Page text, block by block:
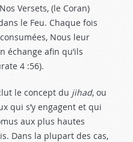
Versets, (le Coran)
le Feu. Chaque fois
Nous leur
échange afin qu’ils
4 :56).
le concept du jihad, ou
qui s’y engagent et qui
aux plus hautes
Dans la plupart des cas,